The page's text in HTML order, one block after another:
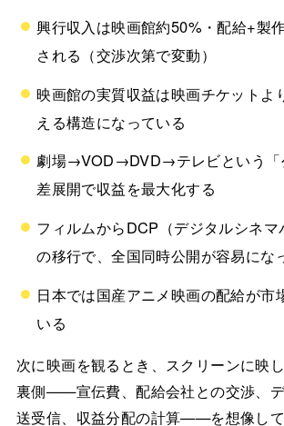
興行収入は映画館約50%・配給+製
される（交渉次第で変動）
映画館の実質収益は映画チケットよ
える構造になっている
劇場→VOD→DVD→テレビという「
差展開で収益を最大化する
フィルムからDCP（デジタルシネ
の移行で、全国同時公開が容易にな
日本では国産アニメ映画の配給が市
いる
次に映画を観るとき、スクリーンに映
裏側——宣伝費、配給会社との交渉、
送受信、収益分配の計算——を想像し